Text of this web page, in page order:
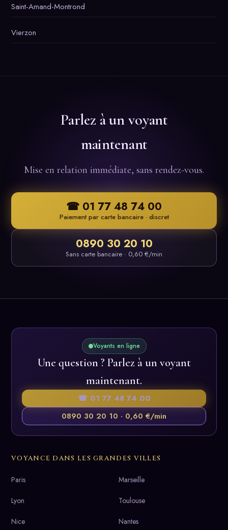
Saint-Amand-Montrond
Vierzon
Parlez à un voyant
maintenant
Mise en relation immédiate, sans rendez-vous.
☎ 01 77 48 74 00
Paiement par carte bancaire · discret
0890 30 20 10
Sans carte bancaire · 0,60 €/min
Voyants en ligne
Une question ? Parlez à un voyant
maintenant.
☎ 01 77 48 74 00
0890 30 20 10 · 0,60 €/min
VOYANCE DANS LES GRANDES VILLES
Paris Marseille
Lyon Toulouse
Nice Nantes